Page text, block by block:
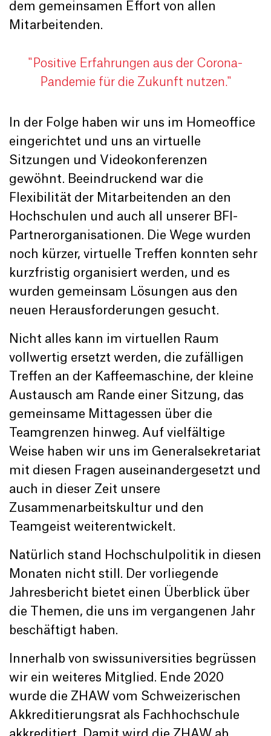
dem gemeinsamen Effort von allen
Mitarbeitenden.
"Positive Erfahrungen aus der Corona-
Pandemie für die Zukunft nutzen."
In der Folge haben wir uns im Homeoffice
eingerichtet und uns an virtuelle
Sitzungen und Videokonferenzen
gewöhnt. Beeindruckend war die
Flexibilität der Mitarbeitenden an den
Hochschulen und auch all unserer BFI-
Partnerorganisationen. Die Wege wurden
noch kürzer, virtuelle Treffen konnten sehr
kurzfristig organisiert werden, und es
wurden gemeinsam Lösungen aus den
neuen Herausforderungen gesucht.
Nicht alles kann im virtuellen Raum
vollwertig ersetzt werden, die zufälligen
Treffen an der Kaffeemaschine, der kleine
Austausch am Rande einer Sitzung, das
gemeinsame Mittagessen über die
Teamgrenzen hinweg. Auf vielfältige
Weise haben wir uns im Generalsekretariat
mit diesen Fragen auseinandergesetzt und
auch in dieser Zeit unsere
Zusammenarbeitskultur und den
Teamgeist weiterentwickelt.
Natürlich stand Hochschulpolitik in diesen
Monaten nicht still. Der vorliegende
Jahresbericht bietet einen Überblick über
die Themen, die uns im vergangenen Jahr
beschäftigt haben.
Innerhalb von swissuniversities begrüssen
wir ein weiteres Mitglied. Ende 2020
wurde die ZHAW vom Schweizerischen
Akkreditierungsrat als Fachhochschule